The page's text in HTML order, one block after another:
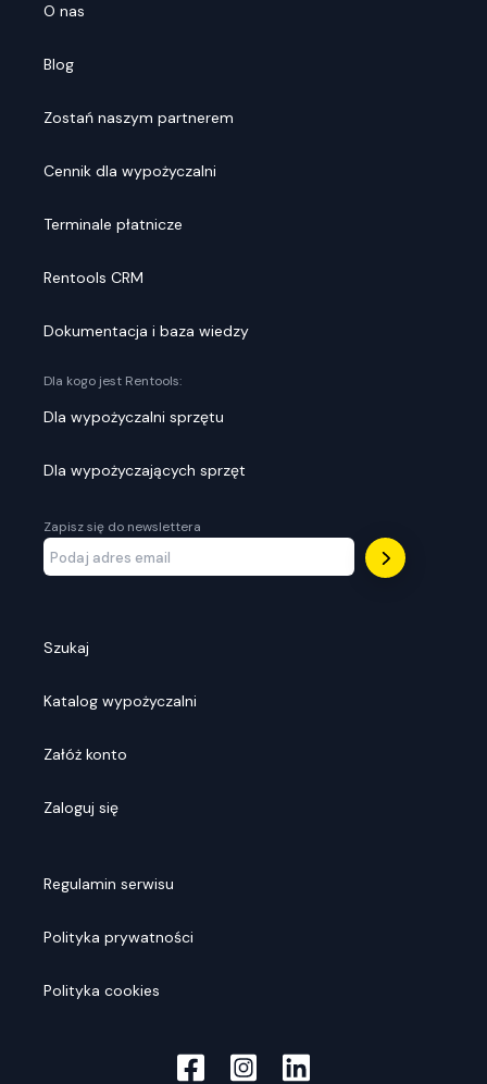
O nas
Blog
Zostań naszym partnerem
Cennik dla wypożyczalni
Terminale płatnicze
Rentools CRM
Dokumentacja i baza wiedzy
Dla kogo jest Rentools:
Dla wypożyczalni sprzętu
Dla wypożyczających sprzęt
Zapisz się do newslettera
Szukaj
Katalog wypożyczalni
Załóż konto
Zaloguj się
Regulamin serwisu
Polityka prywatności
Polityka cookies